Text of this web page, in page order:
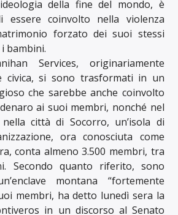
della fine del mondo, è
essere coinvolto nella violenza
forzato dei suoi stessi
bambini.
Services, originariamente
civica, si sono trasformati in un
che sarebbe anche coinvolto
ai suoi membri, nonché nel
città di Socorro, un’isola di
ora conosciuta come
conta almeno 3.500 membri, tra
Secondo quanto riferito, sono
montana “fortemente
membri, ha detto lunedì sera la
in un discorso al Senato